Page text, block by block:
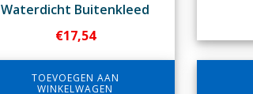
Waterdicht Buitenkleed
€17,54
TOEVOEGEN AAN
WINKELWAGEN